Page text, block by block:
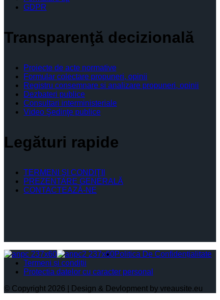
GDPR
Transparenţă decizională
Proiecte de acte normative
Formular colectare propuneri, opinii
Registru consemnare si analizare propuneri, opinii
Dezbateri publice
Consultari interministeriale
Video Şedinţe publice
Legături rapide
TERMENI ŞI CONDIŢII
PREZENTARE GENERALĂ
CONTACTEAZĂ-NE
Politica De Confidențialitate
Termeni și condiții
Protectia datelor cu caracter personal
© Copyright 2026 | Design & Devlopment by vreausite.eu